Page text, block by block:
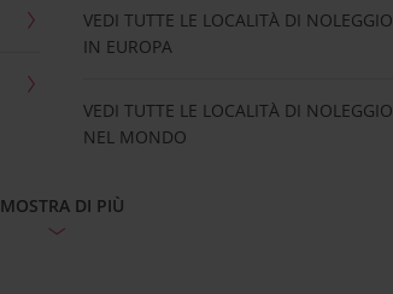
VEDI TUTTE LE LOCALITÀ DI NOLEGGIO
IN EUROPA
VEDI TUTTE LE LOCALITÀ DI NOLEGGIO
NEL MONDO
MOSTRA DI PIÙ